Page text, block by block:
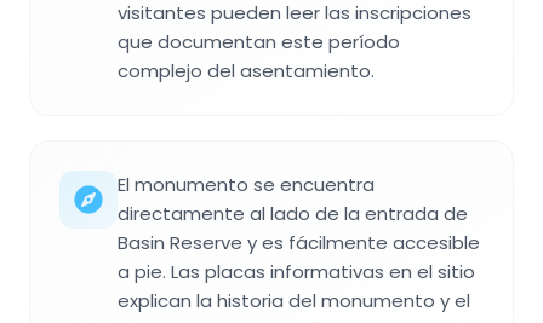
visitantes pueden leer las inscripciones
que documentan este período
complejo del asentamiento.
El monumento se encuentra
directamente al lado de la entrada de
Basin Reserve y es fácilmente accesible
a pie. Las placas informativas en el sitio
explican la historia del monumento y el